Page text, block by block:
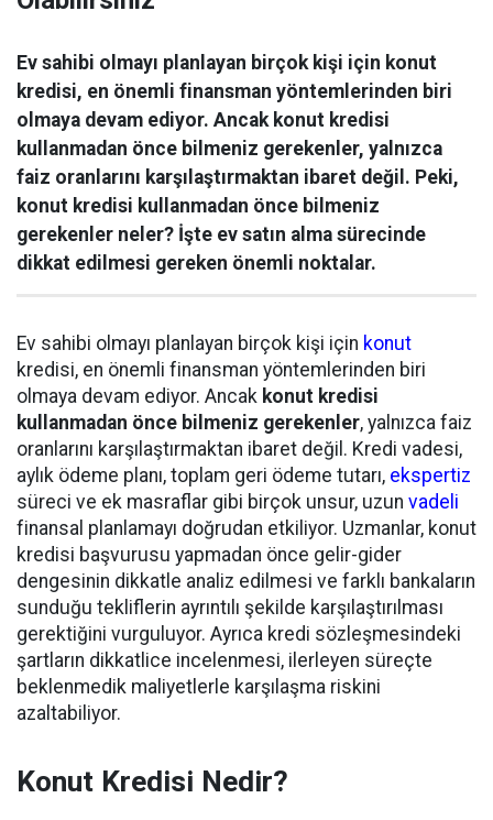
Ev sahibi olmayı planlayan birçok kişi için konut
kredisi, en önemli finansman yöntemlerinden biri
olmaya devam ediyor. Ancak konut kredisi
kullanmadan önce bilmeniz gerekenler, yalnızca
faiz oranlarını karşılaştırmaktan ibaret değil. Peki,
konut kredisi kullanmadan önce bilmeniz
gerekenler neler? İşte ev satın alma sürecinde
dikkat edilmesi gereken önemli noktalar.
Ev sahibi olmayı planlayan birçok kişi için konut
kredisi, en önemli finansman yöntemlerinden biri
olmaya devam ediyor. Ancak konut kredisi
kullanmadan önce bilmeniz gerekenler, yalnızca faiz
oranlarını karşılaştırmaktan ibaret değil. Kredi vadesi,
aylık ödeme planı, toplam geri ödeme tutarı, ekspertiz
süreci ve ek masraflar gibi birçok unsur, uzun vadeli
finansal planlamayı doğrudan etkiliyor. Uzmanlar, konut
kredisi başvurusu yapmadan önce gelir-gider
dengesinin dikkatle analiz edilmesi ve farklı bankaların
sunduğu tekliflerin ayrıntılı şekilde karşılaştırılması
gerektiğini vurguluyor. Ayrıca kredi sözleşmesindeki
şartların dikkatlice incelenmesi, ilerleyen süreçte
beklenmedik maliyetlerle karşılaşma riskini
azaltabiliyor.
Konut Kredisi Nedir?